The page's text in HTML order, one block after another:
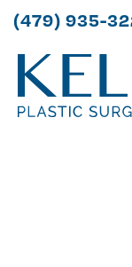
(479) 935-